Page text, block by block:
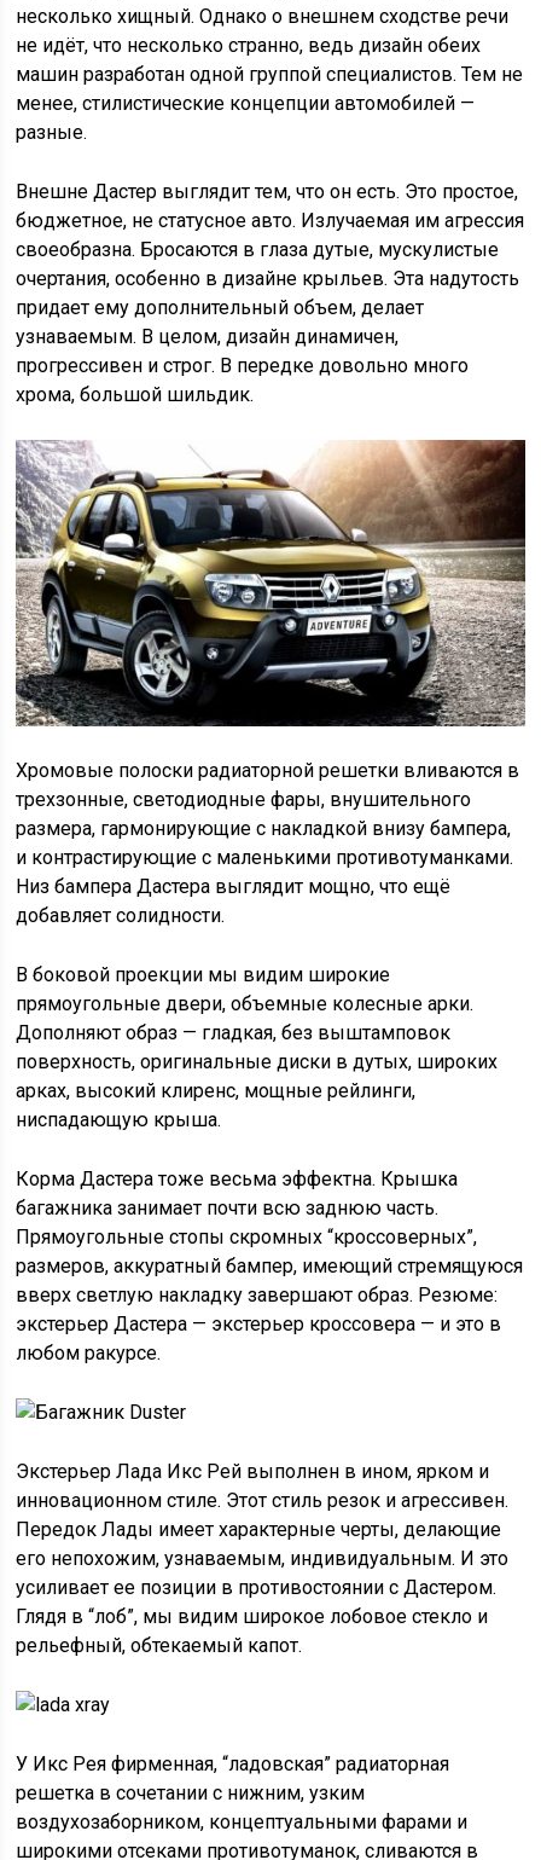
несколько хищный. Однако о внешнем сходстве речи
не идёт, что несколько странно, ведь дизайн обеих
машин разработан одной группой специалистов. Тем не
менее, стилистические концепции автомобилей —
разные.
Внешне Дастер выглядит тем, что он есть. Это простое,
бюджетное, не статусное авто. Излучаемая им агрессия
своеобразна. Бросаются в глаза дутые, мускулистые
очертания, особенно в дизайне крыльев. Эта надутость
придает ему дополнительный объем, делает
узнаваемым. В целом, дизайн динамичен,
прогрессивен и строг. В передке довольно много
хрома, большой шильдик.
Хромовые полоски радиаторной решетки вливаются в
трехзонные, светодиодные фары, внушительного
размера, гармонирующие с накладкой внизу бампера,
и контрастирующие с маленькими противотуманками.
Низ бампера Дастера выглядит мощно, что ещё
добавляет солидности.
В боковой проекции мы видим широкие
прямоугольные двери, объемные колесные арки.
Дополняют образ — гладкая, без выштамповок
поверхность, оригинальные диски в дутых, широких
арках, высокий клиренс, мощные рейлинги,
ниспадающую крыша.
Корма Дастера тоже весьма эффектна. Крышка
багажника занимает почти всю заднюю часть.
Прямоугольные стопы скромных “кроссоверных”,
размеров, аккуратный бампер, имеющий стремящуюся
вверх светлую накладку завершают образ. Резюме:
экстерьер Дастера — экстерьер кроссовера — и это в
любом ракурсе.
Экстерьер Лада Икс Рей выполнен в ином, ярком и
инновационном стиле. Этот стиль резок и агрессивен.
Передок Лады имеет характерные черты, делающие
его непохожим, узнаваемым, индивидуальным. И это
усиливает ее позиции в противостоянии с Дастером.
Глядя в “лоб”, мы видим широкое лобовое стекло и
рельефный, обтекаемый капот.
У Икс Рея фирменная, “ладовская” радиаторная
решетка в сочетании с нижним, узким
воздухозаборником, концептуальными фарами и
широкими отсеками противотуманок, сливаются в